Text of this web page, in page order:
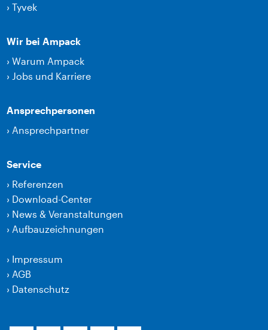
›Tyvek
Wir bei Ampack
›Warum Ampack
› Jobs und Karriere
Ansprechpersonen
› Ansprechpartner
Service
› Referenzen
› Download-Center
› News & Veranstaltungen
› Aufbauzeichnungen
› Impressum
› AGB
› Datenschutz